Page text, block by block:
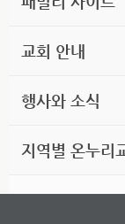
교회 안내
행사와 소식
지역별 온누리